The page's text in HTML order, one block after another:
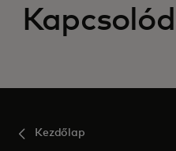
Kezdőlap